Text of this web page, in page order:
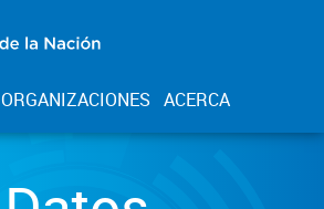
ORGANIZACIONES ACERCA